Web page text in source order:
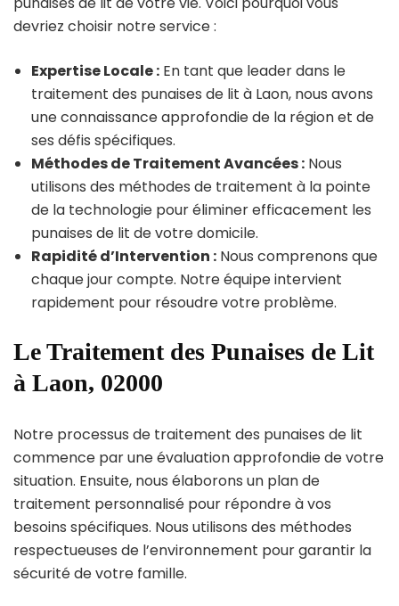
devriez choisir notre service :
Expertise Locale : En tant que leader dans le
traitement des punaises de lit à Laon, nous avons
une connaissance approfondie de la région et de
ses défis spécifiques.
Méthodes de Traitement Avancées : Nous
utilisons des méthodes de traitement à la pointe
de la technologie pour éliminer efficacement les
punaises de lit de votre domicile.
Rapidité d’Intervention : Nous comprenons que
chaque jour compte. Notre équipe intervient
rapidement pour résoudre votre problème.
Le Traitement des Punaises de Lit
à Laon, 02000
Notre processus de traitement des punaises de lit
commence par une évaluation approfondie de votre
situation. Ensuite, nous élaborons un plan de
traitement personnalisé pour répondre à vos
besoins spécifiques. Nous utilisons des méthodes
respectueuses de l’environnement pour garantir la
sécurité de votre famille.